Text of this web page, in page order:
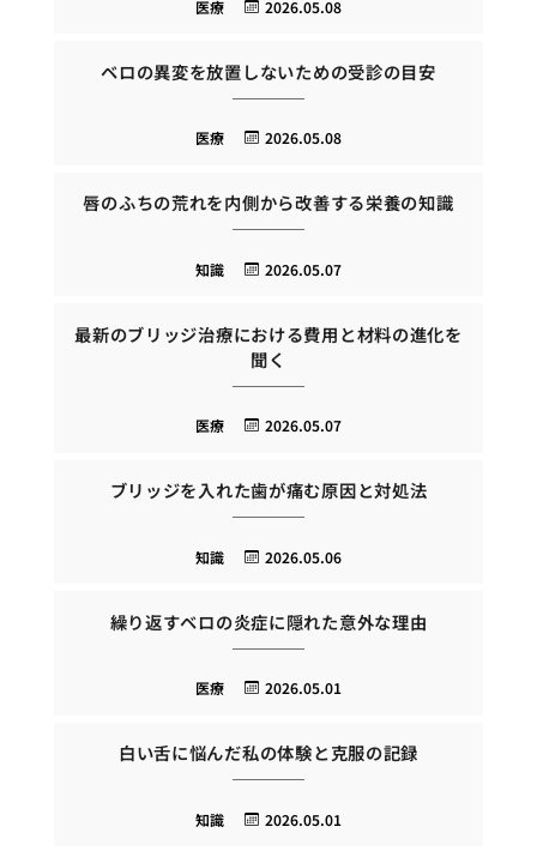
2026.05.08
医療
ベロの異変を放置しないための受診の目安
2026.05.08
医療
唇のふちの荒れを内側から改善する栄養の知識
2026.05.07
知識
最新のブリッジ治療における費用と材料の進化を
聞く
2026.05.07
医療
ブリッジを入れた歯が痛む原因と対処法
2026.05.06
知識
繰り返すベロの炎症に隠れた意外な理由
2026.05.01
医療
白い舌に悩んだ私の体験と克服の記録
2026.05.01
知識